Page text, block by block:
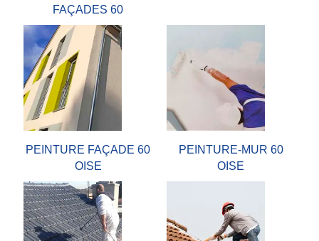
FAÇADES 60
PEINTURE FAÇADE 60
OISE
PEINTURE-MUR 60
OISE